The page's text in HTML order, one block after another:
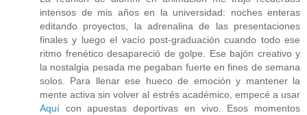
intensos de mis años en la universidad: noches enteras
editando proyectos, la adrenalina de las presentaciones
finales y luego el vacío post-graduación cuando todo ese
ritmo frenético desapareció de golpe. Ese bajón creativo y
la nostalgia pesada me pegaban fuerte en fines de semana
solos. Para llenar ese hueco de emoción y mantener la
mente activa sin volver al estrés académico, empecé a usar
Aquí con apuestas deportivas en vivo. Esos momentos